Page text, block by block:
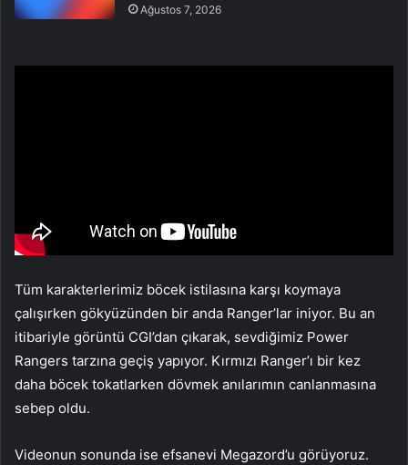
Ağustos 7, 2026
Tüm karakterlerimiz böcek istilasına karşı koymaya
çalışırken gökyüzünden bir anda Ranger’lar iniyor. Bu an
itibariyle görüntü CGI’dan çıkarak, sevdiğimiz Power
Rangers tarzına geçiş yapıyor. Kırmızı Ranger’ı bir kez
daha böcek tokatlarken dövmek anılarımın canlanmasına
sebep oldu.
Videonun sonunda ise efsanevi Megazord’u görüyoruz.